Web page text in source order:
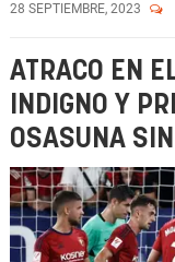
28 SEPTIEMBRE, 2023
ATRACO EN
INDIGNO Y
OSASUNA